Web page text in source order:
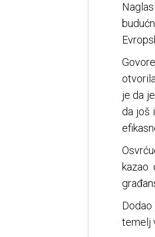
je da
da još
kazao
temelj